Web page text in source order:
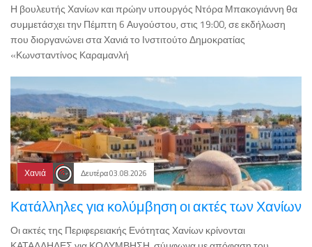
Η βουλευτής Χανίων και πρώην υπουργός Ντόρα Μπακογιάννη θα
συμμετάσχει την Πέμπτη 6 Αυγούστου, στις 19:00, σε εκδήλωση
που διοργανώνει στα Χανιά το Ινστιτούτο Δημοκρατίας
«Κωνσταντίνος Καραμανλή
Χανιά Δευτέρα 03.08.2026
Κατάλληλες για κολύμβηση οι ακτές των Χανίων
Οι ακτές της Περιφερειακής Ενότητας Χανίων κρίνονται